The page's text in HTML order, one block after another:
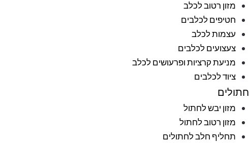
מזון רטוב לכלב
חטיפים לכלבים
עצמות לכלב
צעצועים לכלבים
מניעת קרציות ופרעושים לכלב
ציוד לכלבים
חתולים
מזון יבש לחתול
מזון רטוב לחתול
תחליף חלב לחתולים